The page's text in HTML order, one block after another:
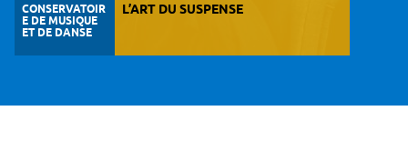
CONSERVATOIR
E DE MUSIQUE
ET DE DANSE
L’ART DU SUSPENSE